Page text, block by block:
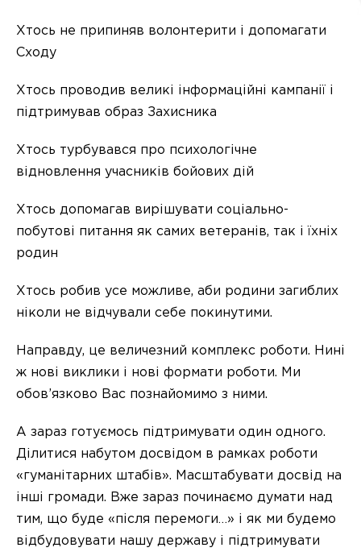
Хтось не припиняв волонтерити і допомагати
Сходу
Хтось проводив великі інформаційні кампанії і
підтримував образ Захисника
Хтось турбувався про психологічне
відновлення учасників бойових дій
Хтось допомагав вирішувати соціально-
побутові питання як самих ветеранів, так і їхніх
родин
Хтось робив усе можливе, аби родини загиблих
ніколи не відчували себе покинутими.
Направду, це величезний комплекс роботи. Нині
ж нові виклики і нові формати роботи. Ми
обов’язково Вас познайомимо з ними.
А зараз готуємось підтримувати один одного.
Ділитися набутом досвідом в рамках роботи
«гуманітарних штабів». Масштабувати досвід на
інші громади. Вже зараз починаємо думати над
тим, що буде «після перемоги…» і як ми будемо
відбудовувати нашу державу і підтримувати